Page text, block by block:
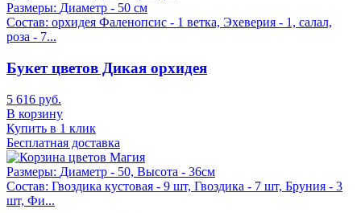
Размеры: Диаметр - 50 см
Состав: орхидея Фаленопсис - 1 ветка, Эхеверия - 1, салал,
роза - 7...
Букет цветов Дикая орхидея
5 616 руб.
В корзину
Купить в 1 клик
Бесплатная доставка
Размеры: Диаметр - 50, Высота - 36см
Состав: Гвоздика кустовая - 9 шт, Гвоздика - 7 шт, Бруния - 3
шт, Фи...